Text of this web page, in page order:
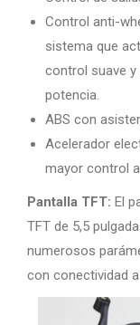
Control anti-
sistema que
control suave
potencia.
ABS con
Acelerador
mayor control
Pantalla TFT: El
TFT de 5,5
numerosos
con conectividad